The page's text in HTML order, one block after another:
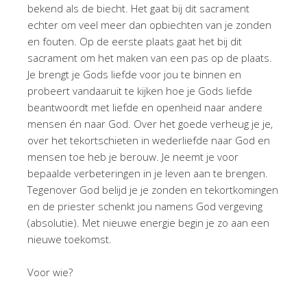
bekend als de biecht. Het gaat bij dit sacrament
echter om veel meer dan opbiechten van je zonden
en fouten. Op de eerste plaats gaat het bij dit
sacrament om het maken van een pas op de plaats.
Je brengt je Gods liefde voor jou te binnen en
probeert vandaaruit te kijken hoe je Gods liefde
beantwoordt met liefde en openheid naar andere
mensen én naar God. Over het goede verheug je je,
over het tekortschieten in wederliefde naar God en
mensen toe heb je berouw. Je neemt je voor
bepaalde verbeteringen in je leven aan te brengen.
Tegenover God belijd je je zonden en tekortkomingen
en de priester schenkt jou namens God vergeving
(absolutie). Met nieuwe energie begin je zo aan een
nieuwe toekomst.
Voor wie?